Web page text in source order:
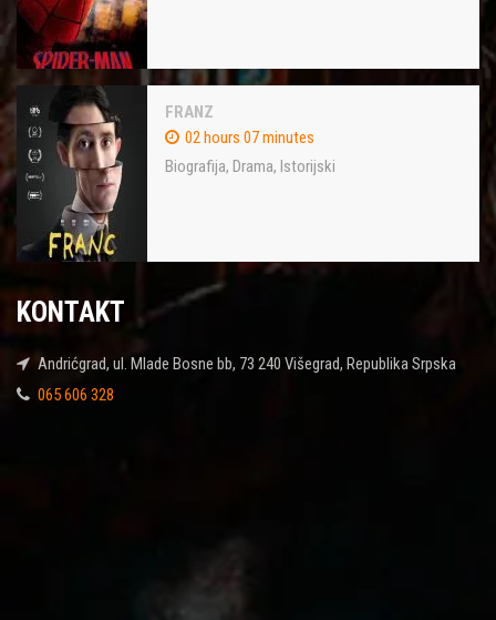
FRANZ
02 hours 07 minutes
Biografija, Drama, Istorijski
KONTAKT
Andrićgrad, ul. Mlade Bosne bb, 73 240 Višegrad, Republika Srpska
065 606 328